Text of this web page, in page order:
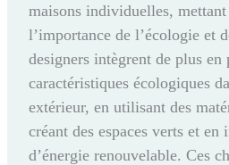
maisons individuelles,
l’importance de l’écologie et
designers intègrent de plus en
caractéristiques écologiques
extérieur, en utilisant des
créant des espaces verts et en
d’énergie renouvelable. Ces